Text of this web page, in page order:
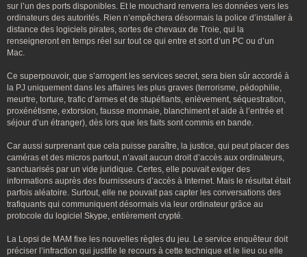
sur l’un des ports disponibles. Et le mouchard renverra les données vers les
ordinateurs des autorités. Rien n’empêchera désormais la police d’installer à
distance des logiciels pirates, sortes de chevaux de Troie, qui la
renseigneront en temps réel sur tout ce qui entre et sort d’un PC ou d’un
Mac.
Ce superpouvoir, que s’arrogent les services secret, sera bien sûr accordé à
la PJ uniquement dans les affaires les plus graves (terrorisme, pédophilie,
meurtre, torture, trafic d’armes et de stupéfiants, enlèvement, séquestration,
proxénétisme, extorsion, fausse monnaie, blanchiment et aide à l’entrée et
séjour d’un étranger), dès lors que les faits sont commis en bande.
Car aussi surprenant que cela puisse paraître, la justice, qui peut placer des
caméras et des micros partout, n’avait aucun droit d’accès aux ordinateurs,
sanctuarisés par un vide juridique. Certes, elle pouvait exiger des
informations auprès des fournisseurs d’accès à Internet. Mais le résultat était
parfois aléatoire. Surtout, elle ne pouvait pas capter les conversations des
trafiquants qui communiquent désormais via leur ordinateur grâce au
protocole du logiciel Skype, entièrement crypté.
La Lopsi de MAM fixe les nouvelles règles du jeu. Le service enquêteur doit
préciser l’infraction qui justifie le recours à cette technique et le lieu ou elle